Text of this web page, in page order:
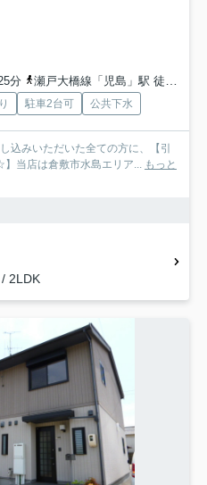
分
瀬戸大橋線「児島」駅 徒歩34分
駐車2台可 公共下水
込みいただいた全ての方に、【引
当店は倉敷市水島エリア... もっと
2LDK